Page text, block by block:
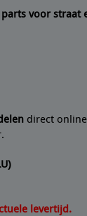
volgens
voor straat
direct
levertijd.